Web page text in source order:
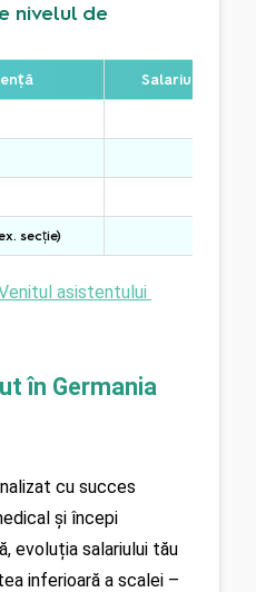
nivelul de
Salariu lunar
secție)
asistentului
în Germania
cu succes
și începi
evoluția salariului tău
inferioară a scalei –